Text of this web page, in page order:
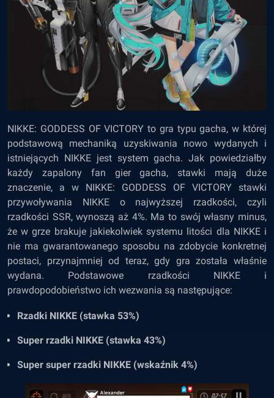
NIKKE: GODDESS OF VICTORY to gra typu gacha, w której
podstawową mechaniką uzyskiwania nowo wydanych i
istniejących NIKKE jest system gacha. Jak powiedziałby
każdy zapalony fan gier gacha, stawki mają duże
znaczenie, a w NIKKE: GODDESS OF VICTORY stawki
przywoływania NIKKE o najwyższej rzadkości, czyli
rzadkości SSR, wynoszą aż 4%. Ma to swój własny minus,
że w grze brakuje jakiekolwiek systemu litości dla NIKKE i
nie ma gwarantowanego sposobu na zdobycie konkretnej
postaci, przynajmniej od teraz, gdy gra została właśnie
wydana. Podstawowe rzadkości NIKKE i
prawdopodobieństwo ich wezwania są następujące:
Rzadki NIKKE (stawka 53%)
Super rzadki NIKKE (stawka 43%)
Super super rzadki NIKKE (wskaźnik 4%)